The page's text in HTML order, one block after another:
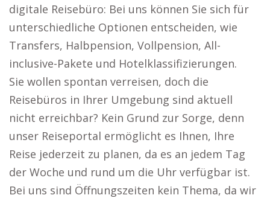
digitale Reisebüro: Bei uns können Sie sich für
unterschiedliche Optionen entscheiden, wie
Transfers, Halbpension, Vollpension, All-
inclusive-Pakete und Hotelklassifizierungen.
Sie wollen spontan verreisen, doch die
Reisebüros in Ihrer Umgebung sind aktuell
nicht erreichbar? Kein Grund zur Sorge, denn
unser Reiseportal ermöglicht es Ihnen, Ihre
Reise jederzeit zu planen, da es an jedem Tag
der Woche und rund um die Uhr verfügbar ist.
Bei uns sind Öffnungszeiten kein Thema, da wir